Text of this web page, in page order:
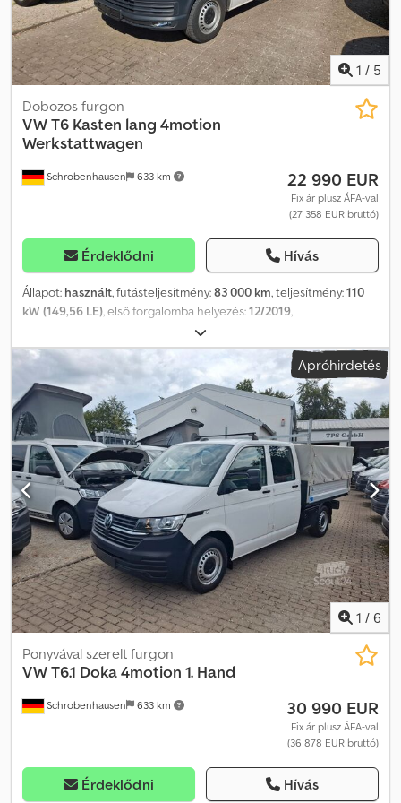
1 / 5
Schrobenhausen 633 km
Dobozos furgon
VWT6 Kasten lang 4motion
Werkstattwagen
22 990 EUR
Fix ár plusz ÁFA-val
(27 358 EUR bruttó)
Érdeklődni Hívás
Állapot: használt, futásteljesítmény:83 000 km, teljesítmény:110
kW (149,56 LE), első forgalomba helyezés:12/2019,
, össztömeg:
(TÜV):03/2028, szín:fehér, hajtástípus:mechanikai, kibocsátási
osztály:
Euro 6, ülések száma: , Felszereltség:
ABS, elektronikus
stabilitásprogram (ESP), koromszűrő, központi zár,
légkondicionálás, navigációs rendszer, állófűtés,
összkerékhajtás, hosszú tengelytáv szervókormány, elektromos
ablakemelők, fűthető külső visszapillantó tükrök, rádió, pótfűtés,
első tulajdonostól, szervizkönyvvel, nagyon jó állapotban, országos
kiszállítás 295 EUR + ÁFA, Dodpfszthacex Aptsck nincs
felhalmozódott javítási igény, műhelyben ellenőrizve. Próbakörzés
igény szerint lehetséges, országos kiszállítás 295 EUR + ÁFA. Szám:
257 Nyitvatartás: Hétfőtől péntekig 8:00–12:00 és 13:30–17:00,
szombaton 9:00–11:30. További járművek itt:
Apróhirdetés
1 / 6
Schrobenhausen 633 km
Ponyvával szerelt furgon
VWT6.1 Doka 4motion 1. Hand
30 990 EUR
Fix ár plusz ÁFA-val
(36 878 EUR bruttó)
Érdeklődni Hívás